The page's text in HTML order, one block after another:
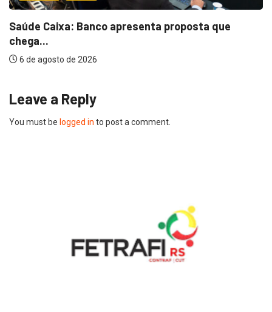
Saúde Caixa: Banco apresenta proposta que
chega...
6 de agosto de 2026
Leave a Reply
You must be logged in to post a comment.